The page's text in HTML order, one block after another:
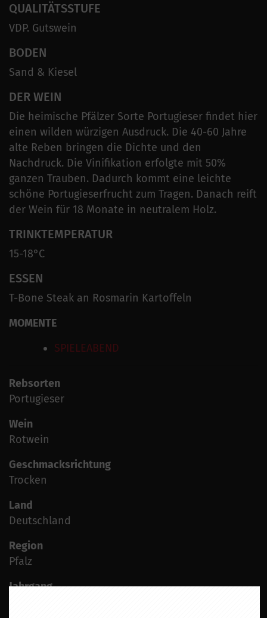
QUALITÄTSSTUFE
VDP. Gutswein
BODEN
Sand & Kiesel
DER WEIN
Die heimische Pfälzer Sorte Portugieser findet hier
einen wilden würzigen Ausdruck. Die 40-60 Jahre
alte Reben bringen die Dichte und den
Nachdruck. Die Vinifikation erfolgte mit 50%
ganzen Trauben. Dadurch kommt eine leichte
schöne Portugieserfrucht zum Tragen. Danach reift
der Wein für 18 Monate in neutralem Holz.
TRINKTEMPERATUR
15-18°C
ESSEN
T-Bone Steak an Rosmarin Kartoffeln
MOMENTE
SPIELEABEND
Rebsorten
Portugieser
Wein
Rotwein
Geschmacksrichtung
Trocken
Land
Deutschland
Region
Pfalz
Jahrgang